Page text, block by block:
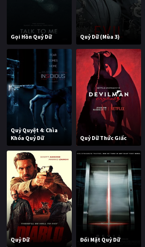
Gọi Hồn Quỷ Dữ Quỷ Dữ (Mùa 3)
Quỷ Quyệt 4: Chìa
Khóa Quỷ Dữ
Quỷ Dữ Thức Giấc
Quỷ Dữ Đối Mặt Quỷ Dữ